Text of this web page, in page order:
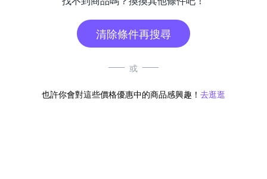
清除條件再搜尋
或
也許你會對這些價格優惠中的商品感興趣！ 去逛逛